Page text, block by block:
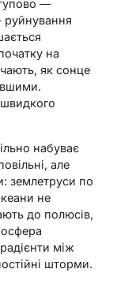
—
руйнування
на
як сонце
набуває
але
землетруси по
не
до полюсів,
між
шторми.